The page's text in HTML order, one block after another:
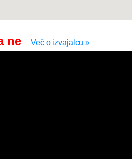
ne Več o izvajalcu »